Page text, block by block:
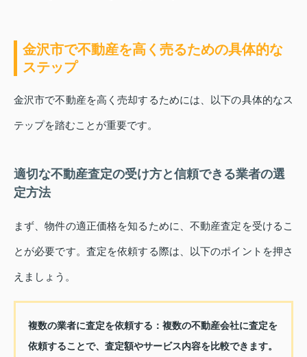
金沢市で不動産を高く売るための具体的な
ステップ
金沢市で不動産を高く売却するためには、以下の具体的なス
テップを踏むことが重要です。
適切な不動産査定の受け方と信頼できる業者の選
定方法
まず、物件の適正価格を知るために、不動産査定を受けるこ
とが必要です。査定を依頼する際は、以下のポイントを押さ
えましょう。
複数の業者に査定を依頼する： 複数の不動産会社に査定を
依頼することで、査定額やサービス内容を比較できます。